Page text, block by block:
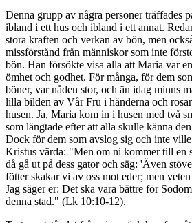
Denna grupp av några personer träffades
ibland i ett hus och ibland i ett annat.
stora kraften och verkan av bön, men
missförstånd från människor som inte
bön. Han försökte visa alla att Maria var
ömhet och godhet. För många, för dem
böner, var nåden stor, och än idag minns
lilla bilden av Vår Fru i händerna och
husen. Ja, Maria kom in i husen med två
som längtade efter att alla skulle känna
Dock för dem som avslog sig och inte ville
Kristus värda: "Men om ni kommer till en
då gå ut på dess gator och säg: 'Även
fötter skakar vi av oss mot eder; men
Jag säger er: Det ska vara bättre för
denna stad." (Lk 10:10-12).